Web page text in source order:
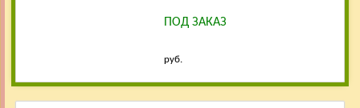
ПОД ЗАКАЗ
руб.